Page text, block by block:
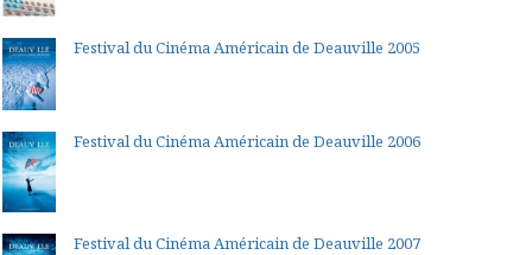
Festival du Cinéma Américain de Deauville 2005
Festival du Cinéma Américain de Deauville 2006
Festival du Cinéma Américain de Deauville 2007